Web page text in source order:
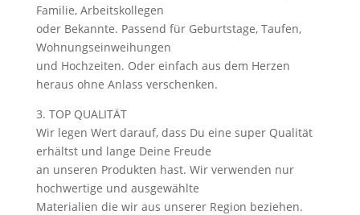
Familie, Arbeitskollegen
oder Bekannte. Passend für Geburtstage, Taufen,
Wohnungseinweihungen
und Hochzeiten. Oder einfach aus dem Herzen
heraus ohne Anlass verschenken.
3. TOP QUALITÄT
Wir legen Wert darauf, dass Du eine super Qualität
erhältst und lange Deine Freude
an unseren Produkten hast. Wir verwenden nur
hochwertige und ausgewählte
Materialien die wir aus unserer Region beziehen.